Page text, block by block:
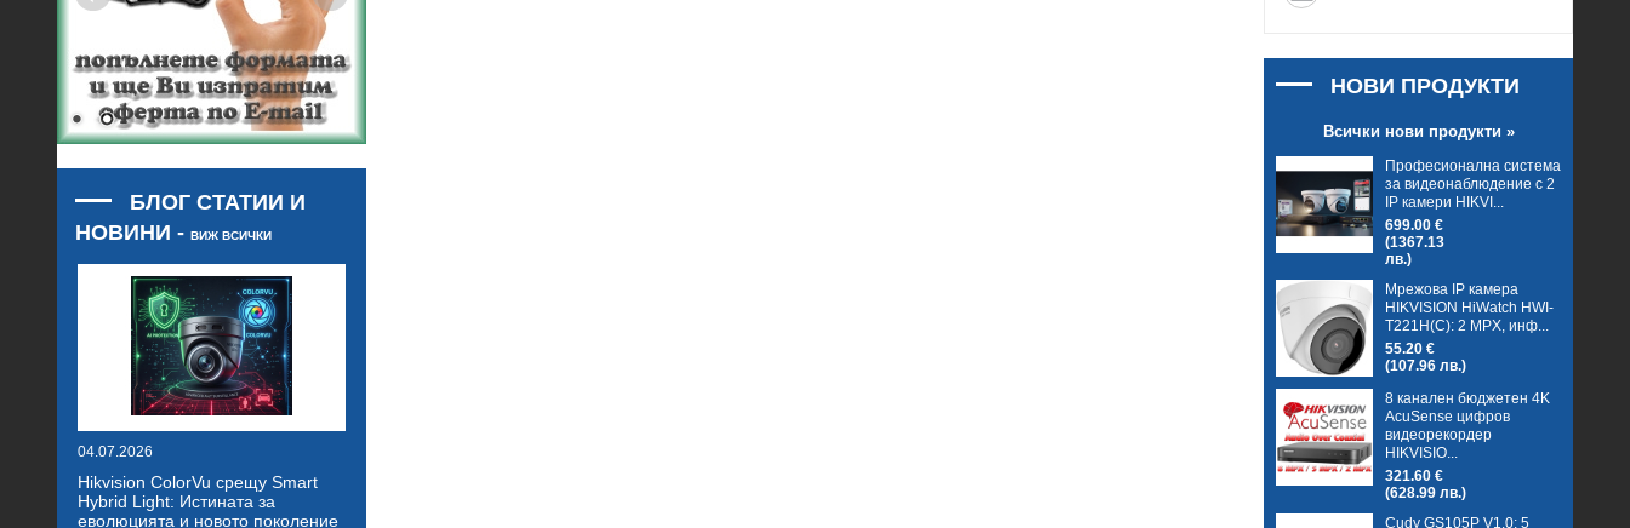
БЛОГ СТАТИИ И
НОВИНИ - ВИЖ ВСИЧКИ
04.07.2026
Hikvision ColorVu срещу Smart
Hybrid Light: Истината за
еволюцията и новото поколение
НОВИ ПРОДУКТИ
Всички нови продукти »
Професионална система
за видеонаблюдение с 2
IP камери HIKVI...
699.00 €
(1367.13
лв.)
Мрежова IP камера
HIKVISION HiWatch HWI-
T221H(C): 2 MPX, инф...
55.20 €
(107.96 лв.)
8 канален бюджетен 4K
AcuSense цифров
видеорекордер
HIKVISIO...
321.60 €
(628.99 лв.)
Cudy GS105P V1.0: 5